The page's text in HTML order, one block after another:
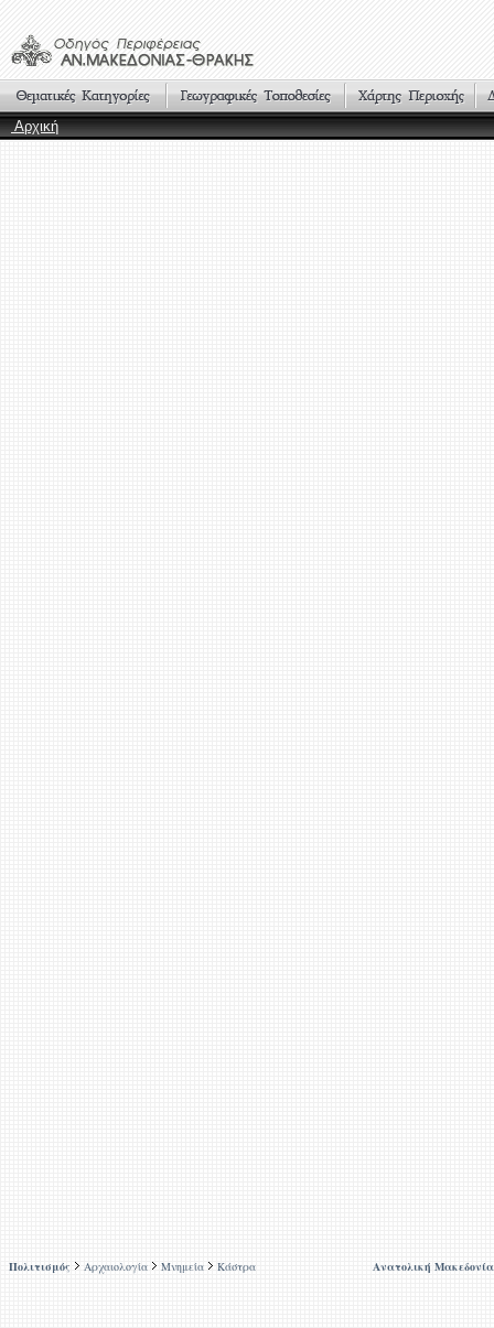
Αρχική
Πολιτισμός Αρχαιολογία Μνημεία Κάστρα Ανατολική